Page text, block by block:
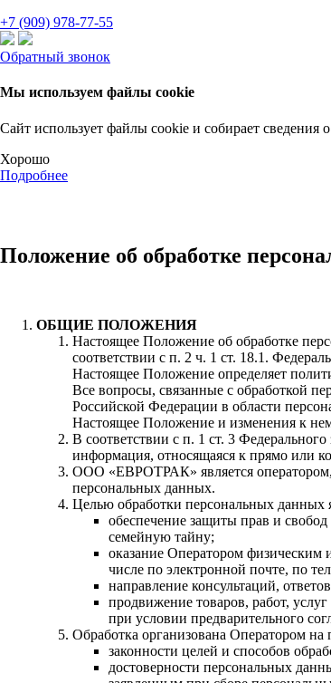
+7 (909) 978-77-55
Обратный звонок
Мы используем файлы cookie
Сайт использует файлы cookie и собирает сведения
Хорошо
Подробнее
Положение об обработке
ОБЩИЕ ПОЛОЖЕНИЯ
Настоящее Положение об обработке
соответствии с п. 2 ч. 1 ст. 18.1.
Настоящее Положение определяет
Все вопросы, связанные с обработкой
Российской Федерации в области
Настоящее Положение и изменения к
В соответствии с п. 1 ст. 3
информация, относящаяся к прямо или
ООО «ЕВРОТРАК» является
персональных данных.
Целью обработки персональных данных
обеспечение защиты прав и
семейную тайну;
оказание Оператором физическим
числе по электронной почте, по
направление консультаций,
продвижение товаров, работ,
при условии предварительного
Обработка организована Оператором на
законности целей и способов
достоверности персональных